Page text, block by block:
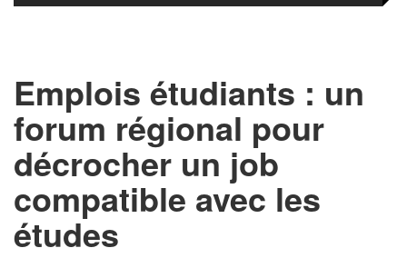
Emplois étudiants : un
forum régional pour
décrocher un job
compatible avec les
études